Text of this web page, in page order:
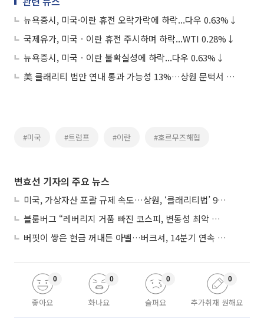
뉴욕증시, 미국·이란 휴전 오락가락에 하락...다우 0.63%↓
국제유가, 미국ㆍ이란 휴전 주시하며 하락...WTI 0.28%↓
뉴욕증시, 미국ㆍ이란 불확실성에 하락...다우 0.63%↓
美 클래리티 법안 연내 통과 가능성 13%…상원 문턱서 제동
#미국 #트럼프 #이란 #호르무즈해협
변효선 기자의 주요 뉴스
미국, 가상자산 포괄 규제 속도…상원, ‘클래리티법’ 9월 절차투표 추진
블룸버그 “레버리지 거품 빠진 코스피, 변동성 최악 국면 지났을 가능성”
버핏이 쌓은 현금 꺼내든 아벨…버크셔, 14분기 연속 주식 순매도 종료
좋아요
0
화나요
0
슬퍼요
0
추가취재 원해요
0